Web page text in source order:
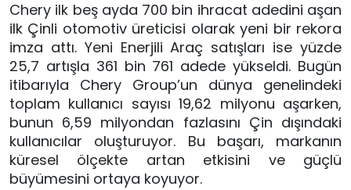
Chery ilk beş ayda 700 bin ihracat adedini aşan
ilk Çinli otomotiv üreticisi olarak yeni bir rekora
imza attı. Yeni Enerjili Araç satışları ise yüzde
25,7 artışla 361 bin 761 adede yükseldi. Bugün
itibarıyla Chery Group’un dünya genelindeki
toplam kullanıcı sayısı 19,62 milyonu aşarken,
bunun 6,59 milyondan fazlasını Çin dışındaki
kullanıcılar oluşturuyor. Bu başarı, markanın
küresel ölçekte artan etkisini ve güçlü
büyümesini ortaya koyuyor.